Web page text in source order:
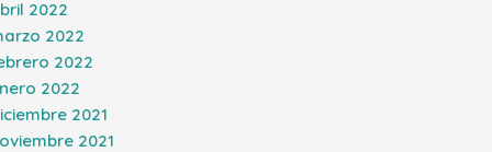
2022
2022
2022
2022
2021
2021